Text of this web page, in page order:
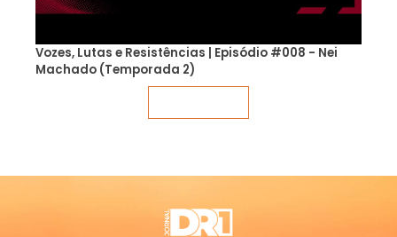
Vozes, Lutas e Resistências | Episódio #008 - Nei
Machado (Temporada 2)